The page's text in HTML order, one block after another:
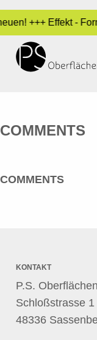
+++ Effekt -
REAL
admin•23. Mai
COMMENTS
COMMENTS
KONTAKT
P.S.
Schloßstrasse 1
48336